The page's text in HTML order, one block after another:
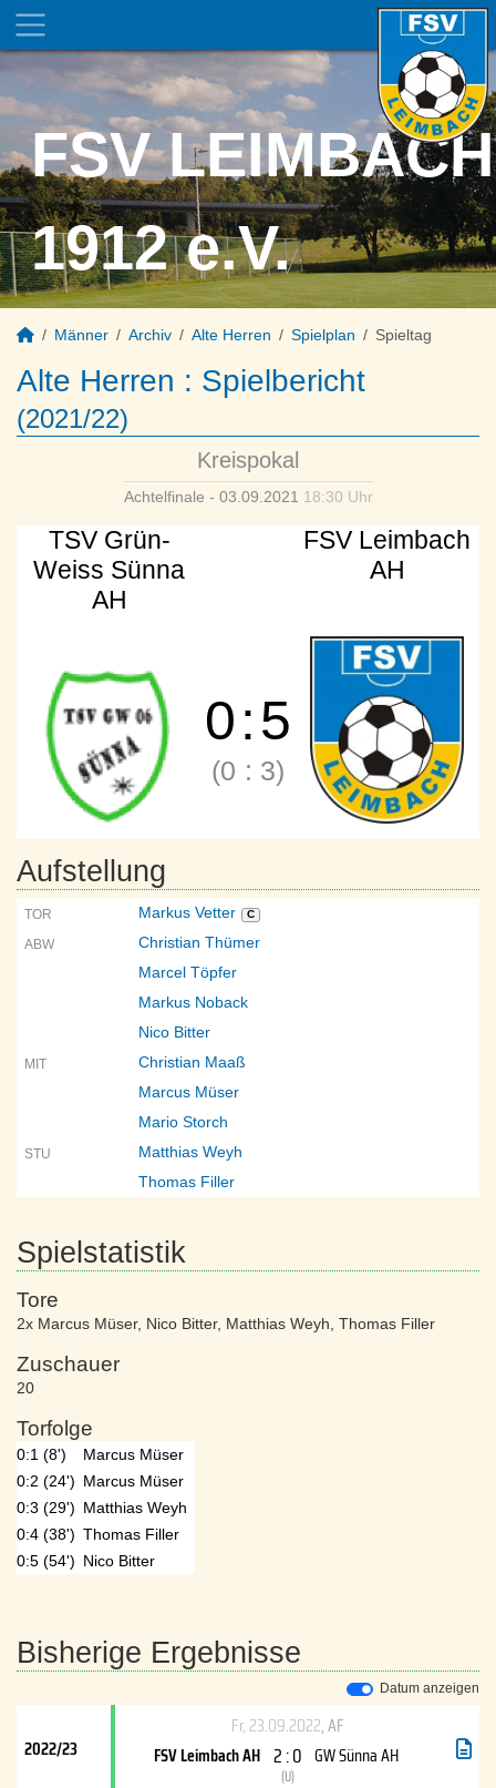
FSV LEIMBACH
1912 e.V.
Männer Archiv Alte Herren Spielplan Spieltag
Alte Herren : Spielbericht
(2021/22)
Kreispokal
Achtelfinale - 03.09.2021 18:30 Uhr
TSV Grün-
Weiss Sünna
AH
FSV Leimbach
AH
0:5
(0 : 3)
Aufstellung
TOR Markus Vetter C
ABW
Christian Thümer
Marcel Töpfer
Markus Noback
Nico Bitter
MIT
Christian Maaß
Marcus Müser
Mario Storch
STU
Matthias Weyh
Thomas Filler
Spielstatistik
Tore
2x Marcus Müser, Nico Bitter, Matthias Weyh Thomas Filler
Zuschauer
20
Torfolge
0:1 (8')
Marcus Müser
0:2 (24') Marcus Müser
0:3 (29') Matthias Weyh
0:4 (38') Thomas Filler
0:5 (54') Nico Bitter
Bisherige Ergebnisse
Datum anzeigen
2022/23
Fr, 23.09.2022, AF
FSV Leimbach AH 2 : 0
(U)
GW Sünna AH